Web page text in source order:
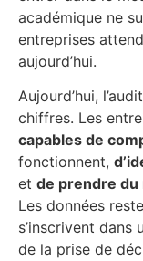
académique ne
entreprises
aujourd’hui.
Aujourd’hui,
chiffres. Les
capables de
fonctionnent,
et de prendre du
Les données
s’inscrivent
de la prise de